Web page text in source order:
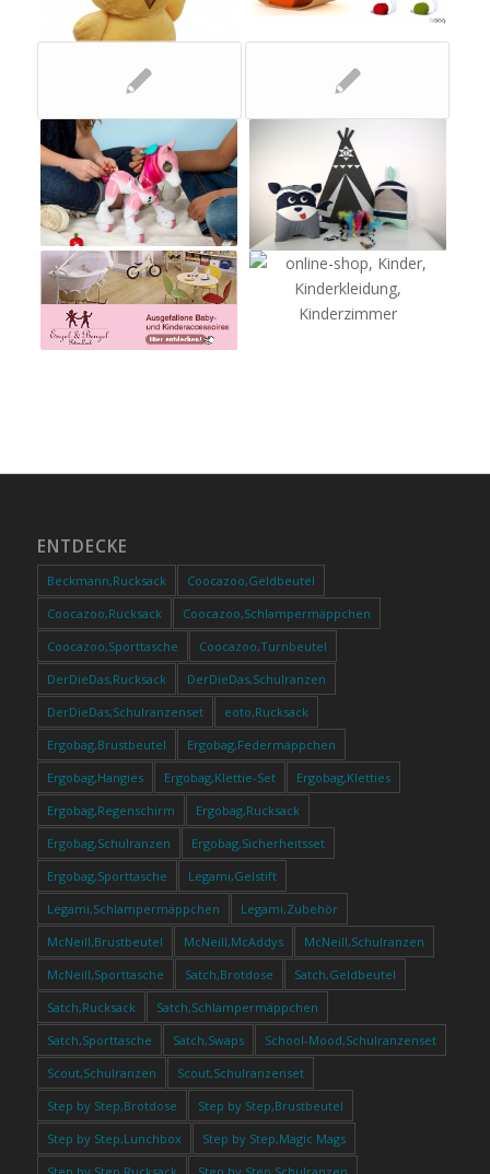
ENTDECKE
Beckmann,Rucksack
Coocazoo,Geldbeutel
Coocazoo,Rucksack
Coocazoo,Schlampermäppchen
Coocazoo,Sporttasche
Coocazoo,Turnbeutel
DerDieDas,Rucksack
DerDieDas,Schulranzen
DerDieDas,Schulranzenset
eoto,Rucksack
Ergobag,Brustbeutel
Ergobag,Federmäppchen
Ergobag,Hangies
Ergobag,Klettie-Set
Ergobag,Kletties
Ergobag,Regenschirm
Ergobag,Rucksack
Ergobag,Schulranzen
Ergobag,Sicherheitsset
Ergobag,Sporttasche
Legami,Gelstift
Legami,Schlampermäppchen
Legami,Zubehör
McNeill,Brustbeutel
McNeill,McAddys
McNeill,Schulranzen
McNeill,Sporttasche
Satch,Brotdose
Satch,Geldbeutel
Satch,Rucksack
Satch,Schlampermäppchen
Satch,Sporttasche
Satch,Swaps
School-Mood,Schulranzenset
Scout,Schulranzen
Scout,Schulranzenset
Step by Step,Brotdose
Step by Step,Brustbeutel
Step by Step,Lunchbox
Step by Step,Magic Mags